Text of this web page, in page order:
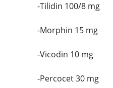
-Tilidin 100/8 mg
-Morphin 15 mg
-Vicodin 10 mg
-Percocet 30 mg